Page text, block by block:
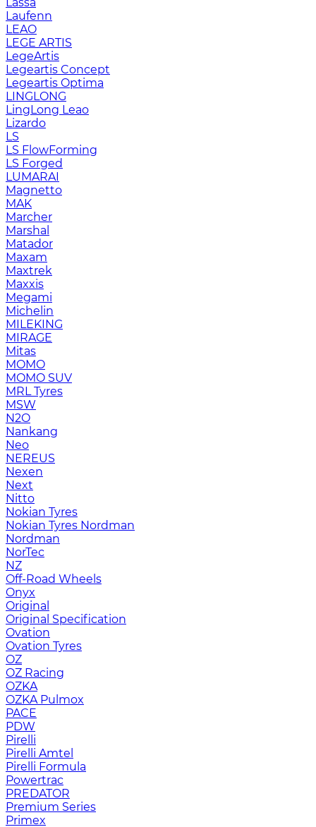
Laufenn
LEAO
LEGE ARTIS
LegeArtis
Legeartis Concept
Legeartis Optima
LINGLONG
LingLong Leao
Lizardo
LS
LS FlowForming
LS Forged
LUMARAI
Magnetto
MAK
Marcher
Marshal
Matador
Maxam
Maxtrek
Maxxis
Megami
Michelin
MILEKING
MIRAGE
Mitas
MOMO
MOMO SUV
MRL Tyres
MSW
N2O
Nankang
Neo
NEREUS
Nexen
Next
Nitto
Nokian Tyres
Nokian Tyres Nordman
Nordman
NorTec
NZ
Off-Road Wheels
Onyx
Original
Original Specification
Ovation
Ovation Tyres
OZ
OZ Racing
OZKA
OZKA Pulmox
PACE
PDW
Pirelli
Pirelli Amtel
Pirelli Formula
Powertrac
PREDATOR
Premium Series
Primex